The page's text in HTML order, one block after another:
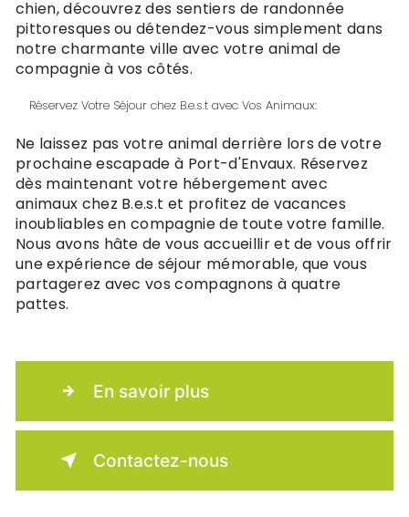
chien, découvrez des sentiers de randonnée
pittoresques ou détendez-vous simplement dans
notre charmante ville avec votre animal de
compagnie à vos côtés.
Réservez Votre Séjour chez B.e.s.t avec Vos Animaux:
Ne laissez pas votre animal derrière lors de votre
prochaine escapade à Port-d'Envaux. Réservez
dès maintenant votre hébergement avec
animaux chez B.e.s.t et profitez de vacances
inoubliables en compagnie de toute votre famille.
Nous avons hâte de vous accueillir et de vous offrir
une expérience de séjour mémorable, que vous
partagerez avec vos compagnons à quatre
pattes.
En savoir plus
Contactez-nous